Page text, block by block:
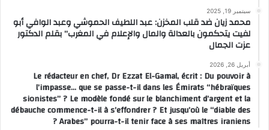
سبتمبر 19, 2025
محمد زيان ضد قلب المخزن: عبد اللطيف الحموشي وعبد الوافي أبو
لفيت يتحكمون بالعدالة والمال والإعلام في المغرب” بقلم الدكتور
عزت الجمال
أبريل 26, 2026
Le rédacteur en chef, Dr Ezzat El-Gamal, écrit : Du pouvoir à
l’impasse… que se passe-t-il dans les Émirats “hébraïques
sionistes” ? Le modèle fondé sur le blanchiment d’argent et la
débauche commence-t-il à s’effondrer ? Et jusqu’où le “diable des
Arabes” pourra-t-il tenir face à ses maîtres iraniens ?